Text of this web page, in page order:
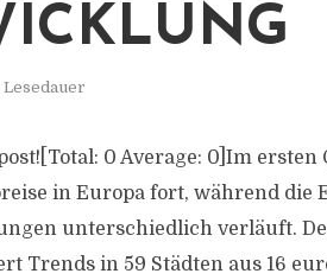
Lesedauer
0 Average: 0]Im ersten
in Europa fort, während
unterschiedlich verläuft.
Trends in 59 Städten aus 16